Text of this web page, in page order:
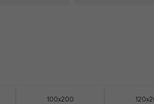
100x200